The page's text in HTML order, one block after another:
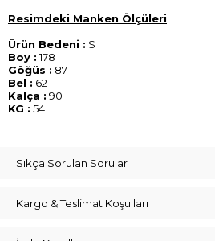
Resimdeki Manken Ölçüleri
Ürün Bedeni : S
Boy :178
Göğüs : 87
Bel : 62
Kalça : 90
KG : 54
Sıkça Sorulan Sorular
Kargo & Teslimat Koşulları